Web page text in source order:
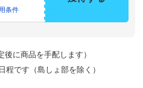
条件
後に商品を手配します）
です（島しょ部を除く）